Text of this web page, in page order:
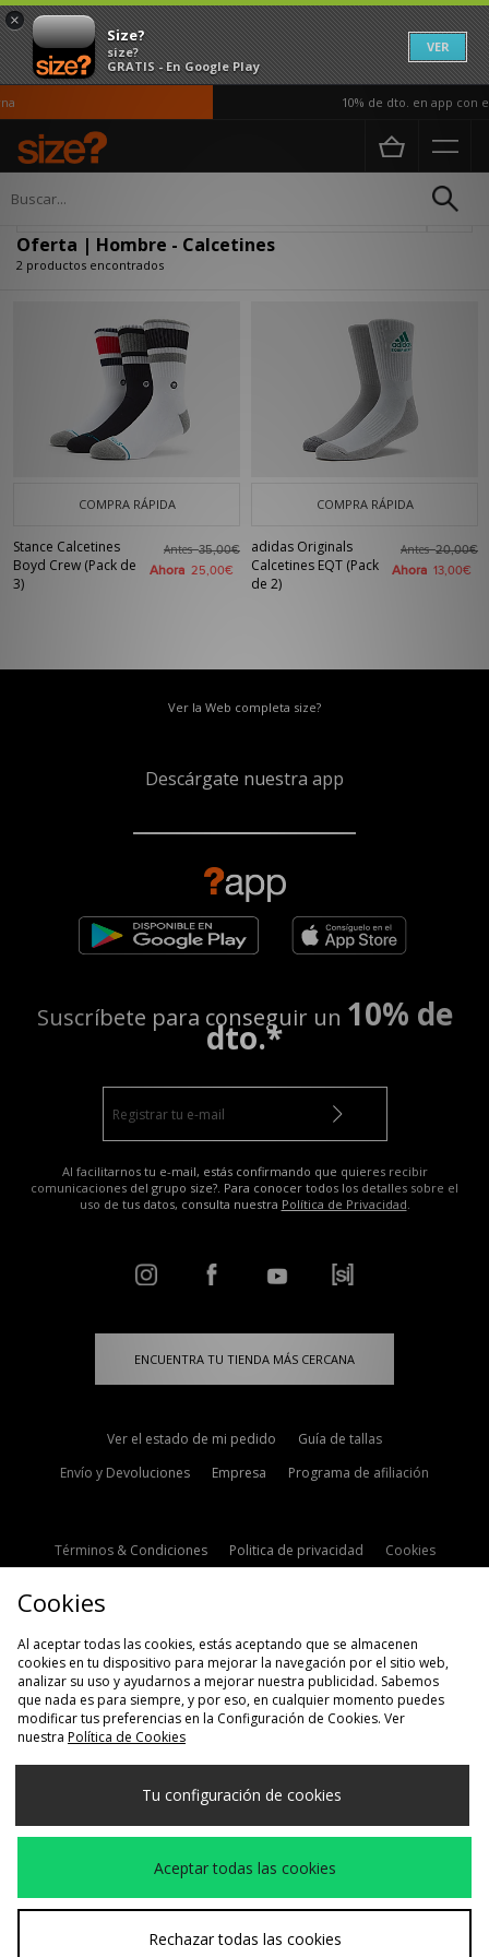
×
Size?
size?
GRATIS - En Google Play
VER
10% de dto. en app con el
Página principal
Oferta | Hombre - Calcetines
2 productos encontrados
COMPRA RÁPIDA
Stance Calcetines
Boyd Crew (Pack de
3)
Antes35,00€
Ahora 25,00€
COMPRA RÁPIDA
adidas Originals
Calcetines EQT (Pack
de 2)
Antes20,00€
Ahora 13,00€
Ver la Web completa size?
Descárgate nuestra app
Suscríbete para conseguir un 10% de
dto.*
Al facilitarnos tu e-mail, estás confirmando que quieres recibir
comunicaciones del grupo size?. Para conocer todos los detalles sobre el
uso de tus datos, consulta nuestra Política de Privacidad.
ENCUENTRA TU TIENDA MÁS CERCANA
Ver el estado de mi pedido
Guía de tallas
Envío y Devoluciones
Empresa Programa de afiliación
Términos & Condiciones Politica de privacidad
Cookies
Selecciona País
España
Aceptamos las siguientes formas de pago
Visita nuestra página corporativa en www.jdplc.com
Cookies
Al aceptar todas las cookies, estás aceptando que se almacenen
cookies en tu dispositivo para mejorar la navegación por el sitio web,
analizar su uso y ayudarnos a mejorar nuestra publicidad. Sabemos
que nada es para siempre, y por eso, en cualquier momento puedes
modificar tus preferencias en la Configuración de Cookies. Ver
nuestra Política de Cookies
Tu configuración de cookies
Aceptar todas las cookies
Rechazar todas las cookies